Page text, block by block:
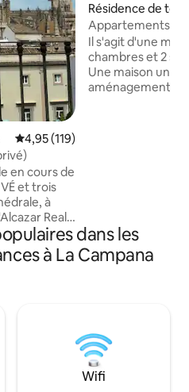
Évaluation moyenne sur la
4,95 (119)
en cours de
et trois
à
Real.
vous
adresses de
et
sur les
Résidence de
rdoue
Appartements
avec 2 lits 1
Il s'agit d'une
chambres et 2
Une maison
aménagement
Logement
original et calme,
après une
dans les
à La Campana
Wifi